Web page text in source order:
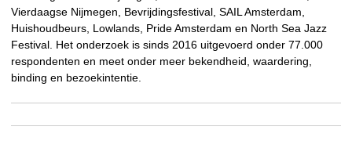
Vierdaagse Nijmegen, Bevrijdingsfestival, SAIL Amsterdam,
Huishoudbeurs, Lowlands, Pride Amsterdam en North Sea Jazz
Festival. Het onderzoek is sinds 2016 uitgevoerd onder 77.000
respondenten en meet onder meer bekendheid, waardering,
binding en bezoekintentie.